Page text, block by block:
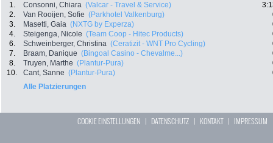
1. Consonni, Chiara (Valcar - Travel & Service)
2.
Van Rooijen, Sofie (Parkhotel Valkenburg)
3.
Masetti, Gaia (NXTG by Experza)
4.
Steigenga, Nicole (Team Coop - Hitec Products)
6.
Schweinberger, Christina (Ceratizit - WNT Pro Cycling)
7.
Braam, Danique (Bingoal Casino - Chevalme...)
8.
Truyen, Marthe (Plantur-Pura)
10.
Cant, Sanne (Plantur-Pura)
Alle Platzierungen
COOKIE EINSTELLUNGEN | DATENSCHUTZ | KONTAKT| IMPRESSUM